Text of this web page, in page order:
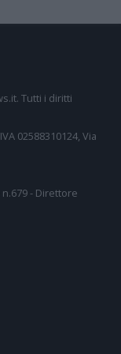
i tuoi
la loro
personali ai
Tutti i diritti
02588310124, Via
- Direttore